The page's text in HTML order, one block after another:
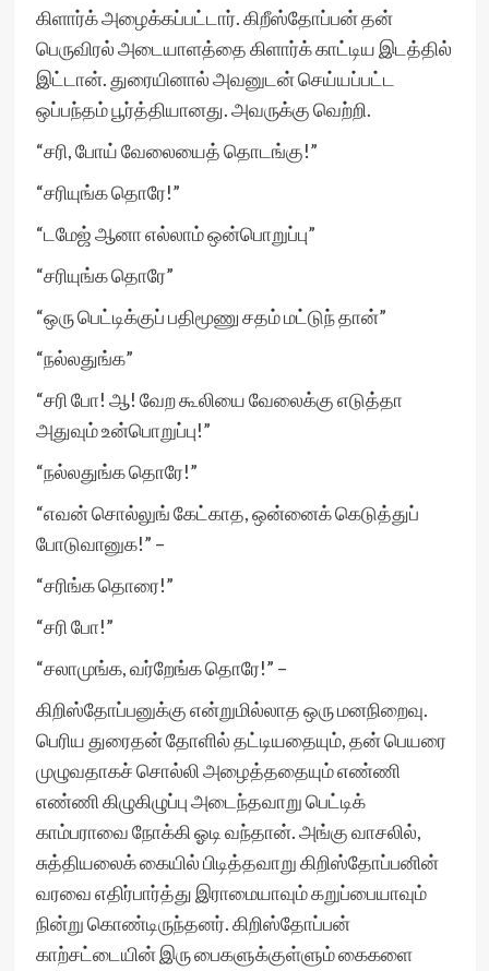
கிளார்க் அழைக்கப்பட்டார். கிறீஸ்தோப்பன் தன்
பெருவிரல் அடையாளத்தை கிளார்க் காட்டிய இடத்தில்
இட்டான். துரையினால் அவனுடன் செய்யப்பட்ட
ஒப்பந்தம் பூர்த்தியானது. அவருக்கு வெற்றி.
“சரி, போய் வேலையைத் தொடங்கு!”
“சரியுங்க தொரே!”
“டமேஜ் ஆனா எல்லாம் ஒன்பொறுப்பு”
“சரியுங்க தொரே”
“ஒரு பெட்டிக்குப் பதிமூணு சதம் மட்டுந் தான்”
“நல்லதுங்க”
“சரி போ! ஆ! வேற கூலியை வேலைக்கு எடுத்தா
அதுவும் உன்பொறுப்பு!”
“நல்லதுங்க தொரே!”
“எவன் சொல்லுங் கேட்காத, ஒன்னைக் கெடுத்துப்
போடுவானுக!” –
“சரிங்க தொரை!”
“சரி போ!”
“சலாமுங்க, வர்றேங்க தொரே!” –
கிறிஸ்தோப்பனுக்கு என்றுமில்லாத ஒரு மனநிறைவு.
பெரிய துரைதன் தோளில் தட்டியதையும், தன் பெயரை
முழுவதாகச் சொல்லி அழைத்ததையும் எண்ணி
எண்ணி கிழுகிழுப்பு அடைந்தவாறு பெட்டிக்
காம்பராவை நோக்கி ஓடி வந்தான். அங்கு வாசலில்,
சுத்தியலைக் கையில் பிடித்தவாறு கிறிஸ்தோப்பனின்
வரவை எதிர்பார்த்து இராமையாவும் கறுப்பையாவும்
நின்று கொண்டிருந்தனர். கிறிஸ்தோப்பன்
காற்சட்டையின் இரு பைகளுக்குள்ளும் கைகளை